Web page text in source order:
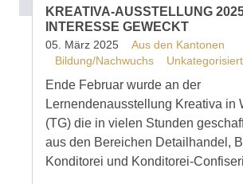
KREATIVA-AUSSTELLUNG
INTERESSE GEWECKT
05. März 2025
Aus den Kantonen
Bildung/Nachwuchs
Unkategorisiert
Ende Februar wurde an der
Lernendenausstellung Kreativa in
(TG) die in vielen Stunden
aus den Bereichen Detailhandel,
Konditorei und Konditorei-